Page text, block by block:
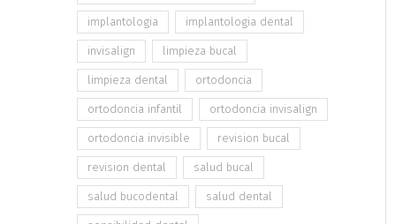
implantologia implantologia dental
invisalign limpieza bucal
limpieza dental ortodoncia
ortodoncia infantil ortodoncia invisalign
ortodoncia invisible revision bucal
revision dental salud bucal
salud bucodental salud dental